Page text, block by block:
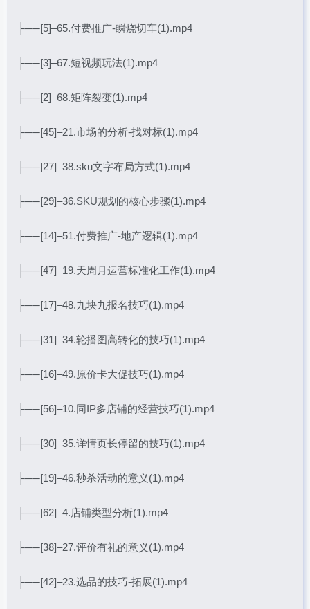
├──[5]–65.付费推广-瞬烧切车(1).mp4
├──[3]–67.短视频玩法(1).mp4
├──[2]–68.矩阵裂变(1).mp4
├──[45]–21.市场的分析-找对标(1).mp4
├──[27]–38.sku文字布局方式(1).mp4
├──[29]–36.SKU规划的核心步骤(1).mp4
├──[14]–51.付费推广-地产逻辑(1).mp4
├──[47]–19.天周月运营标准化工作(1).mp4
├──[17]–48.九块九报名技巧(1).mp4
├──[31]–34.轮播图高转化的技巧(1).mp4
├──[16]–49.原价卡大促技巧(1).mp4
├──[56]–10.同IP多店铺的经营技巧(1).mp4
├──[30]–35.详情页长停留的技巧(1).mp4
├──[19]–46.秒杀活动的意义(1).mp4
├──[62]–4.店铺类型分析(1).mp4
├──[38]–27.评价有礼的意义(1).mp4
├──[42]–23.选品的技巧-拓展(1).mp4